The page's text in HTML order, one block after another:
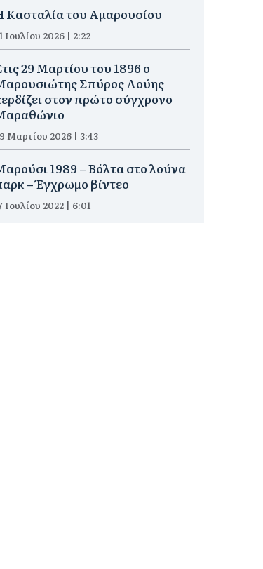
Κασταλία του Αμαρουσίου
Ιουλίου 2026 | 2:22
29 Μαρτίου του 1896 ο
Σπύρος Λούης
στον πρώτο σύγχρονο
Μαρτίου 2026 | 3:43
1989 – Βόλτα στο λούνα
– Έγχρωμο βίντεο
Ιουλίου 2022 | 6:01